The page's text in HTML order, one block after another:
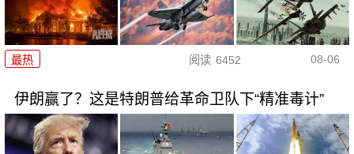
最热 阅读 6452 08-06
伊朗赢了？这是特朗普给革命卫队下“精准毒计”